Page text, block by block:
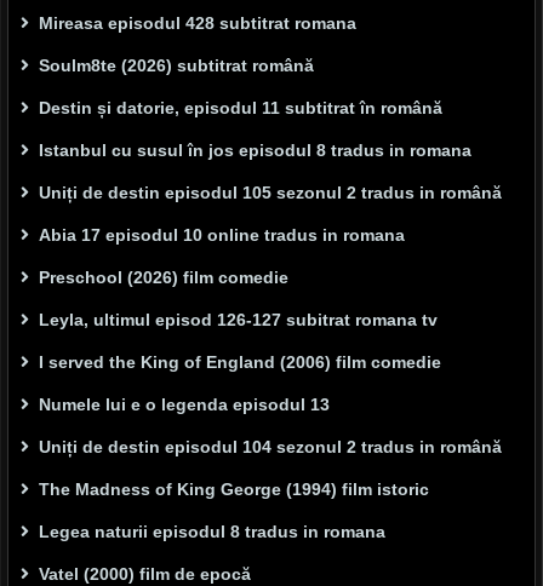
Mireasa episodul 428 subtitrat romana
Soulm8te (2026) subtitrat română
Destin și datorie, episodul 11 subtitrat în română
Istanbul cu susul în jos episodul 8 tradus in romana
Uniți de destin episodul 105 sezonul 2 tradus in română
Abia 17 episodul 10 online tradus in romana
Preschool (2026) film comedie
Leyla, ultimul episod 126-127 subitrat romana tv
I served the King of England (2006) film comedie
Numele lui e o legenda episodul 13
Uniți de destin episodul 104 sezonul 2 tradus in română
The Madness of King George (1994) film istoric
Legea naturii episodul 8 tradus in romana
Vatel (2000) film de epocă